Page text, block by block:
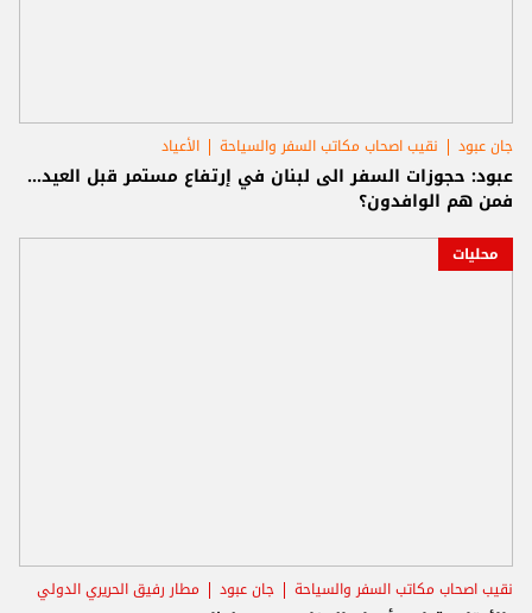
جان عبود نقيب اصحاب مكاتب السفر والسياحة الأعياد
عبود: حجوزات السفر الى لبنان في إرتفاع مستمر قبل العيد...
فمن هم الوافدون؟
محليات
نقيب اصحاب مكاتب السفر والسياحة جان عبود مطار رفيق الحريري الدولي